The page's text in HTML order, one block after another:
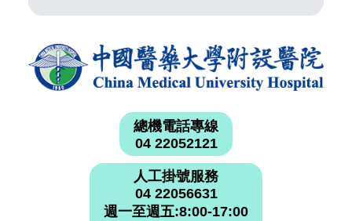
總機電話專線
04 22052121
人工掛號服務
04 22056631
週一至週五:8:00-17:00